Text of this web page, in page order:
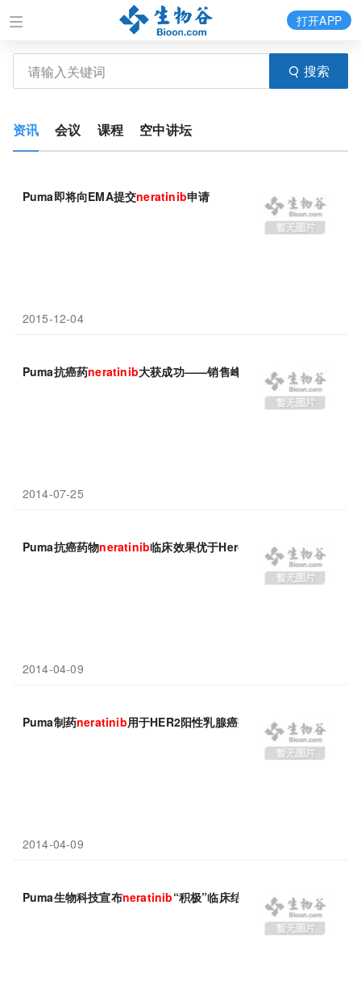
搜索
打开APP
资讯 会议 课程 空中讲坛
Puma即将向EMA提交neratinib申请
2015-12-04
Puma抗癌药neratinib大获成功——销售峰值有望超$60亿
2014-07-25
Puma抗癌药物neratinib临床效果优于Herceptin
2014-04-09
Puma制药neratinib用于HER2阳性乳腺癌疗效优于罗氏赫赛汀
2014-04-09
Puma生物科技宣布neratinib“积极”临床结果